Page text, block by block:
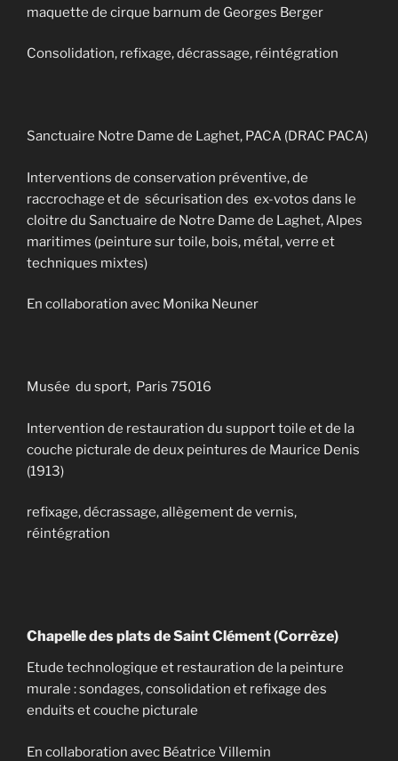
maquette de cirque barnum de Georges Berger
Consolidation, refixage, décrassage, réintégration
Sanctuaire Notre Dame de Laghet, PACA (DRAC PACA)
Interventions de conservation préventive, de
raccrochage et de sécurisation des ex-votos dans le
cloitre du Sanctuaire de Notre Dame de Laghet, Alpes
maritimes (peinture sur toile, bois, métal, verre et
techniques mixtes)
En collaboration avec Monika Neuner
Musée du sport, Paris 75016
Intervention de restauration du support toile et de la
couche picturale de deux peintures de Maurice Denis
(1913)
refixage, décrassage, allègement de vernis,
réintégration
Chapelle des plats de Saint Clément (Corrèze)
Etude technologique et restauration de la peinture
murale : sondages, consolidation et refixage des
enduits et couche picturale
En collaboration avec Béatrice Villemin